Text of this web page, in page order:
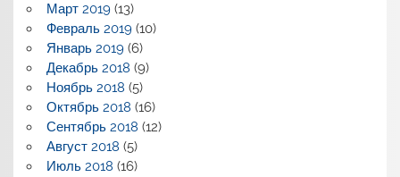
Март 2019(13)
Февраль 2019(10)
Январь 2019(6)
Декабрь 2018 (9)
Ноябрь 2018 (5)
Октябрь 2018 (16)
Сентябрь 2018 (12)
Август 2018 (5)
Июль 2018 (16)